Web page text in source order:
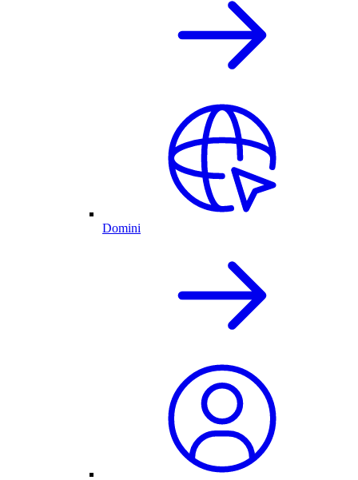
Domini